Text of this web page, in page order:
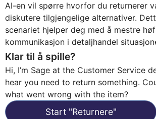
AI-en vil spørre hvorfor du returnerer
diskutere tilgjengelige alternativer.
scenariet hjelper deg med å mestre
kommunikasjon i detaljhandel
Klar til å spille?
Hi, I’m Sage at the Customer Service
hear you need to return something.
what went wrong with the item?
Start"Returnere"